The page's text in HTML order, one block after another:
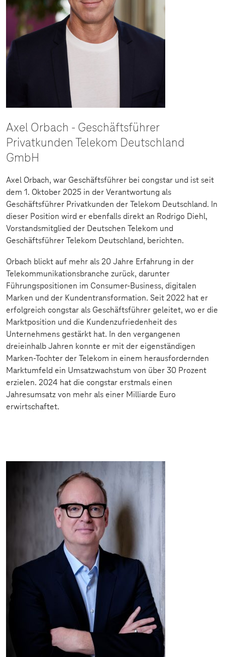
Axel Orbach - Geschäftsführer
Privatkunden Telekom Deutschland
GmbH
Axel Orbach, war Geschäftsführer bei congstar und ist seit
dem 1. Oktober 2025 in der Verantwortung als
Geschäftsführer Privatkunden der Telekom Deutschland. In
dieser Position wird er ebenfalls direkt an Rodrigo Diehl,
Vorstandsmitglied der Deutschen Telekom und
Geschäftsführer Telekom Deutschland, berichten.
Orbach blickt auf mehr als 20 Jahre Erfahrung in der
Telekommunikationsbranche zurück, darunter
Führungspositionen im Consumer-Business, digitalen
Marken und der Kundentransformation. Seit 2022 hat er
erfolgreich congstar als Geschäftsführer geleitet, wo er die
Marktposition und die Kundenzufriedenheit des
Unternehmens gestärkt hat. In den vergangenen
dreieinhalb Jahren konnte er mit der eigenständigen
Marken-Tochter der Telekom in einem herausfordernden
Marktumfeld ein Umsatzwachstum von über 30 Prozent
erzielen. 2024 hat die congstar erstmals einen
Jahresumsatz von mehr als einer Milliarde Euro
erwirtschaftet.